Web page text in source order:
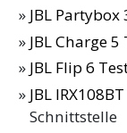
JBL Partybox
JBL Charge 5
JBL Flip 6
JBL
Schnittstelle